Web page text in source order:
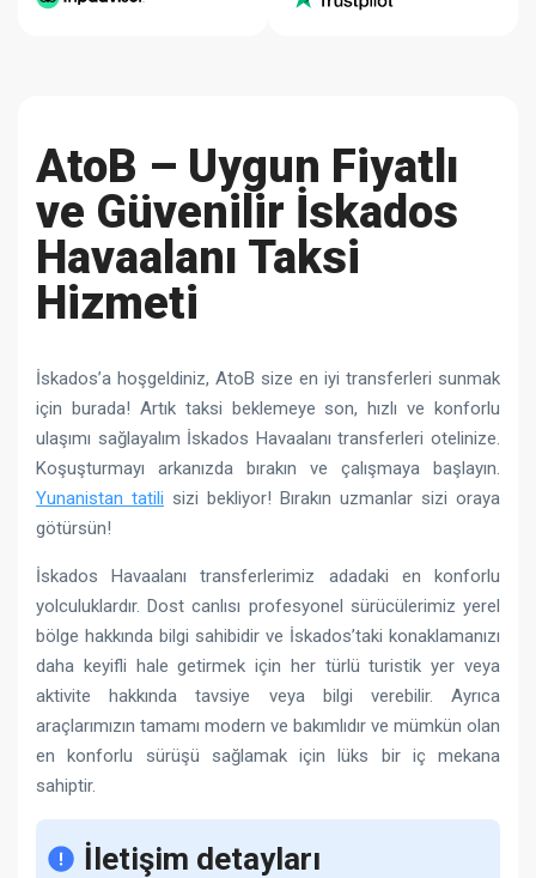
AtoB – Uygun Fiyatlı
ve Güvenilir İskados
Havaalanı Taksi
Hizmeti
İskados’a hoşgeldiniz, AtoB size en iyi transferleri sunmak
için burada! Artık taksi beklemeye son, hızlı ve konforlu
ulaşımı sağlayalım İskados Havaalanı transferleri otelinize.
Koşuşturmayı arkanızda bırakın ve çalışmaya başlayın.
Yunanistan tatili sizi bekliyor! Bırakın uzmanlar sizi oraya
götürsün!
İskados Havaalanı transferlerimiz adadaki en konforlu
yolculuklardır. Dost canlısı profesyonel sürücülerimiz yerel
bölge hakkında bilgi sahibidir ve İskados’taki konaklamanızı
daha keyifli hale getirmek için her türlü turistik yer veya
aktivite hakkında tavsiye veya bilgi verebilir. Ayrıca
araçlarımızın tamamı modern ve bakımlıdır ve mümkün olan
en konforlu sürüşü sağlamak için lüks bir iç mekana
sahiptir.
İletişim detayları